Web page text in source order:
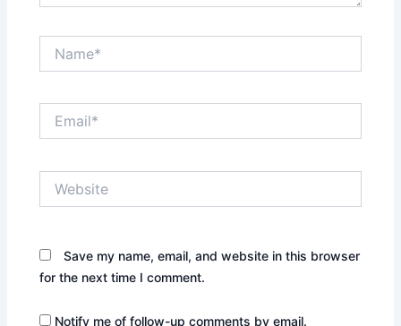
Save my name, email, and website in this browser
for the next time I comment.
Notify me of follow-up comments by email.